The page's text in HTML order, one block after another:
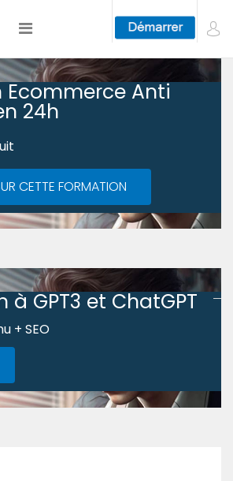
Ecommerce Anti
24h
CETTE FORMATION
à GPT3 et ChatGPT
+ SEO